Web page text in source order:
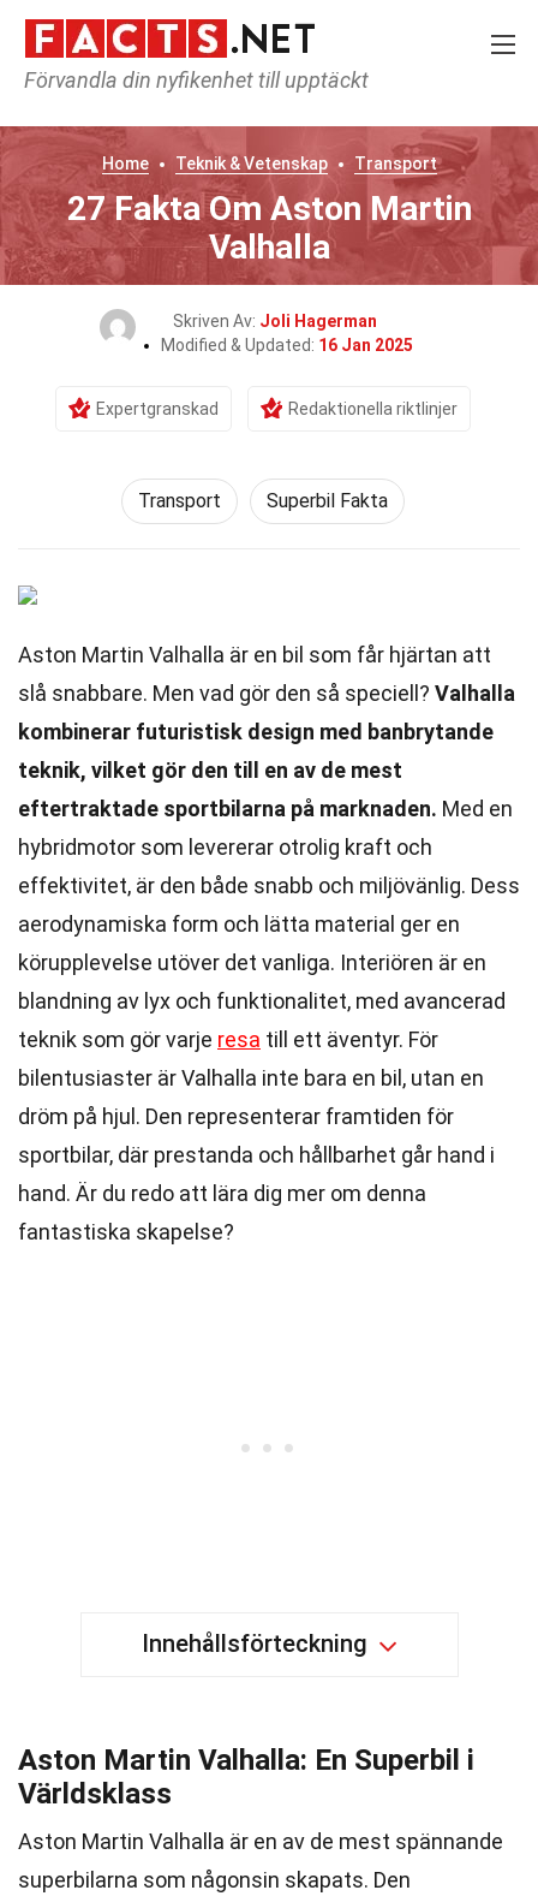
Förvandla din nyfikenhet till upptäckt
Home Teknik & Vetenskap Transport
27 Fakta Om Aston Martin
Valhalla
Skriven Av: Joli Hagerman
Modified & Updated: 16 Jan 2025
Expertgranskad Redaktionella riktlinjer
Transport Superbil Fakta
Aston Martin Valhalla är en bil som får hjärtan att
slå snabbare. Men vad gör den så speciell? Valhalla
kombinerar futuristisk design med banbrytande
teknik, vilket gör den till en av de mest
eftertraktade sportbilarna på marknaden. Med en
hybridmotor som levererar otrolig kraft och
effektivitet, är den både snabb och miljövänlig. Dess
aerodynamiska form och lätta material ger en
körupplevelse utöver det vanliga. Interiören är en
blandning av lyx och funktionalitet, med avancerad
teknik som gör varje resa till ett äventyr. För
bilentusiaster är Valhalla inte bara en bil, utan en
dröm på hjul. Den representerar framtiden för
sportbilar, där prestanda och hållbarhet går hand i
hand. Är du redo att lära dig mer om denna
fantastiska skapelse?
Innehållsförteckning
Aston Martin Valhalla: En Superbil i
Världsklass
Aston Martin Valhalla är en av de mest spännande
superbilarna som någonsin skapats. Den